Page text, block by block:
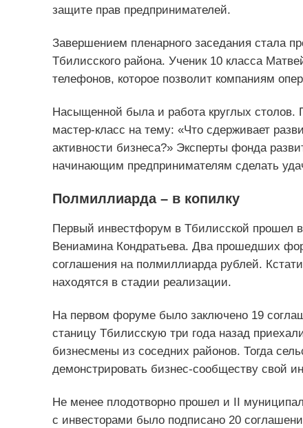
защите прав предпринимателей.
Завершением пленарного заседания стала
Тбилисского района. Ученик 10 класса
телефонов, которое позволит компаниям
Насыщенной была и работа круглых столов.
мастер-класс на тему: «Что сдерживает
активности бизнеса?» Эксперты фонда
начинающим предпринимателям сделать
Полмиллиарда – в копилку
Первый инвестфорум в Тбилисской прошел
Вениамина Кондратьева. Два прошедших
соглашения на полмиллиарда рублей.
находятся в стадии реализации.
На первом форуме было заключено 19
станицу Тбилисскую три года назад
бизнесмены из соседних районов. Тогда
демонстрировать бизнес-сообществу свой
Не менее плодотворно прошел и II
с инвесторами было подписано 20